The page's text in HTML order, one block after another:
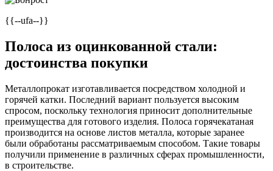
{{--ufa--}}
Полоса из оцинкованной стали:
достоинства покупки
Металлопрокат изготавливается посредством холодной и
горячей катки. Последний вариант пользуется высоким
спросом, поскольку технология приносит дополнительные
преимущества для готового изделия. Полоса горячекатаная
производится на основе листов металла, которые заранее
были обработаны рассматриваемым способом. Такие товары
получили применение в различных сферах промышленности,
в строительстве.